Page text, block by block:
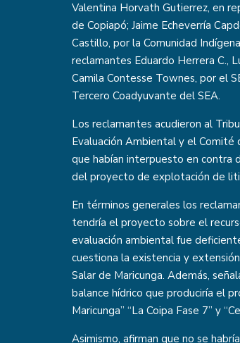
Valentina Horvath Gutierrez, en
de Copiapó; Jaime Echeverría
Castillo, por la Comunidad
reclamantes Eduardo Herrera C.,
Camila Contesse Townes, por el
Tercero Coadyuvante del SEA.
Los reclamantes acudieron al
Evaluación Ambiental y el Comité
que habían interpuesto en contra
del proyecto de explotación de
En términos generales los
tendría el proyecto sobre el
evaluación ambiental fue
cuestiona la existencia y
Salar de Maricunga. Además,
balance hídrico que produciría el
Maricunga” “La Coipa Fase 7” y
Asimismo, afirman que no se